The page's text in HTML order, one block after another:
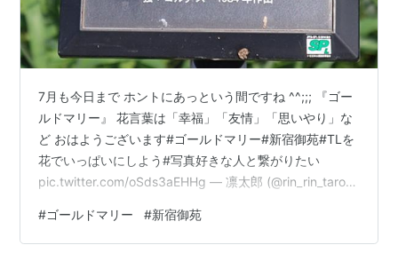
7月も今日まで ホントにあっという間ですね ^^;;; 『ゴー
ルドマリー』 花言葉は「幸福」「友情」「思いやり」な
ど おはようございます#ゴールドマリー#新宿御苑#TLを
花でいっぱいにしよう#写真好きな人と繋がりたい
pic.twitter.com/oSds3aEHHg — 凛太郎 (@rin_rin_taro_)
ム ランキング参加中みんなの花図鑑 ランキング参加中お
写んぽ日記
#ゴールドマリー #新宿御苑